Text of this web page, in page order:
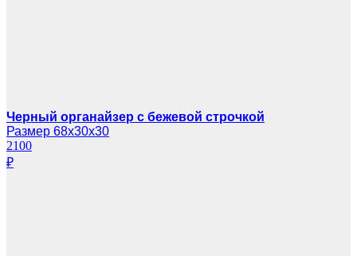
Черный органайзер с бежевой строчкой
Размер 68х30х30
2100
₽